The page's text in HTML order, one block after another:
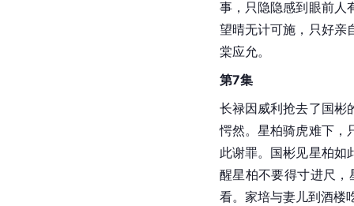
事，只隐隐感到眼前人
望晴无计可施，只好亲
棠应允。
第7集
长禄因威利抢去了国彬
愕然。星柏骑虎难下，
此谢罪。国彬见星柏如
醒星柏不要得寸进尺
看。家培与妻儿到酒楼